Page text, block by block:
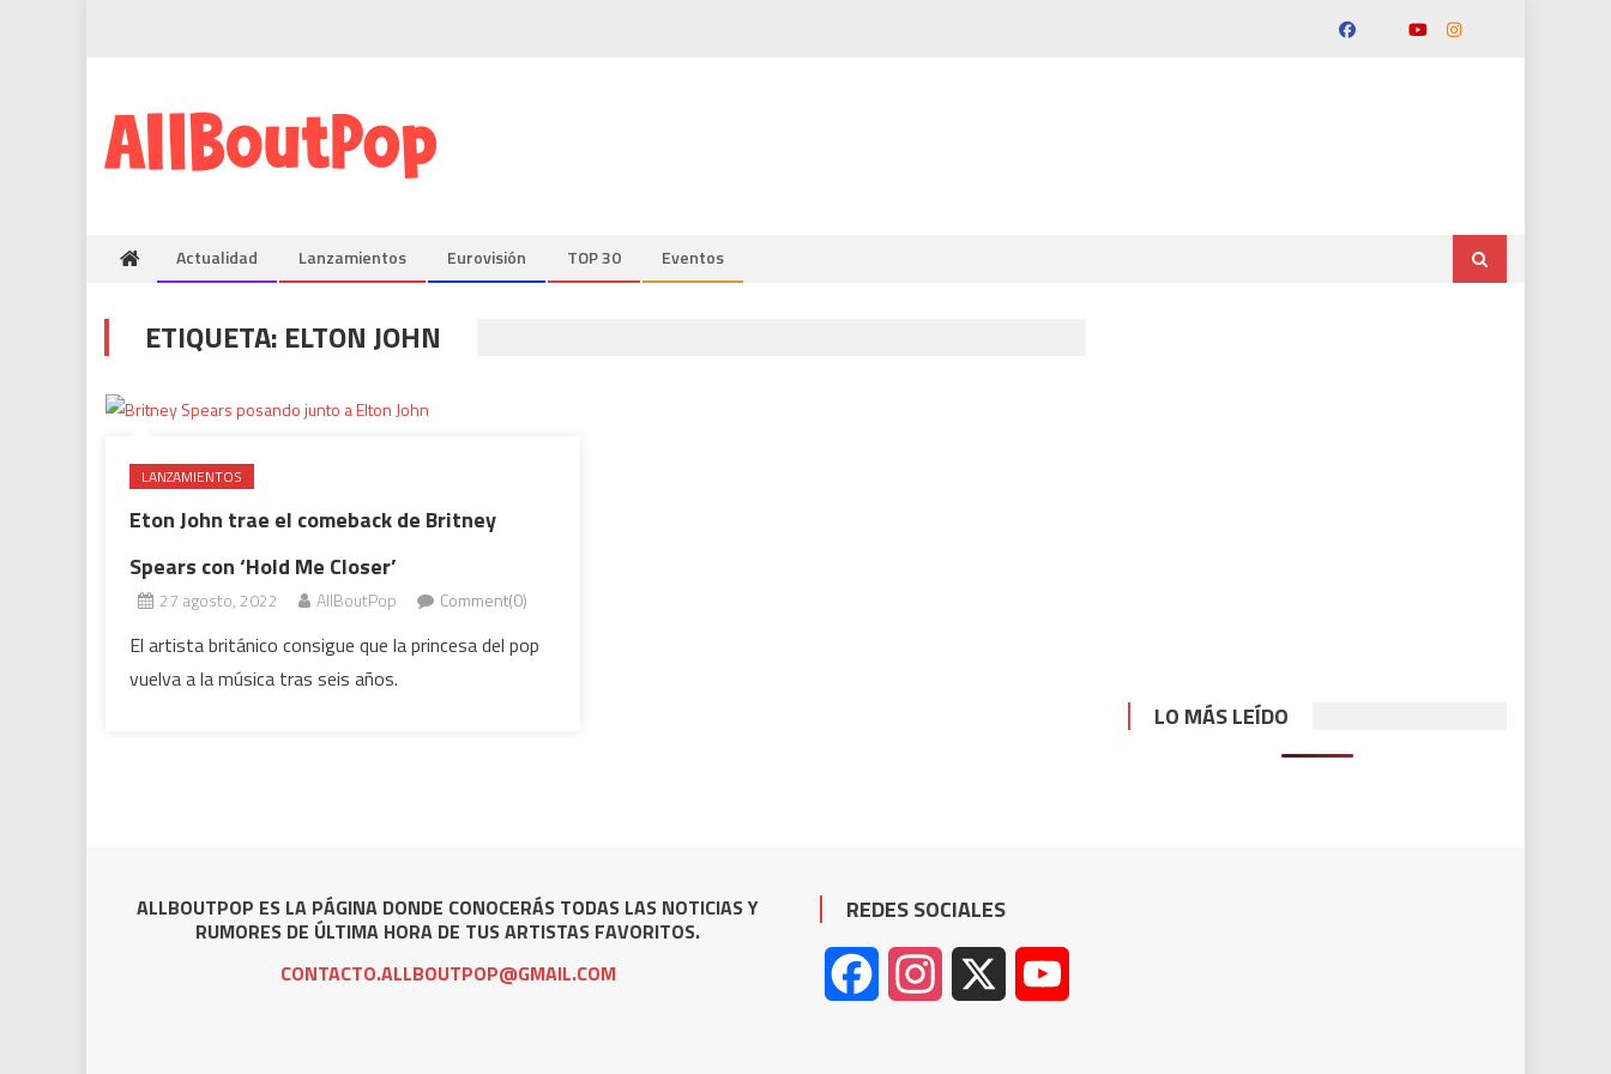
Actualidad Lanzamientos Eurovisión TOP 30 Eventos
ETIQUETA: ELTON JOHN
LANZAMIENTOS
Eton John trae el comeback de Britney
Spears con ‘Hold Me Closer’
27 agosto, 2022 AllBoutPop Comment(0)
El artista británico consigue que la princesa del pop
vuelva a la música tras seis años.
LO MÁS LEÍDO
ALLBOUTPOP ES LA PÁGINA DONDE CONOCERÁS TODAS LAS NOTICIAS Y
RUMORES DE ÚLTIMA HORA DE TUS ARTISTAS FAVORITOS.
CONTACTO.ALLBOUTPOP@GMAIL.COM
REDES SOCIALES
Facebook Instagram